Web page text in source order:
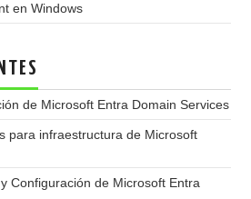
en Windows
de Microsoft Entra Domain Services
para infraestructura de Microsoft
Configuración de Microsoft Entra